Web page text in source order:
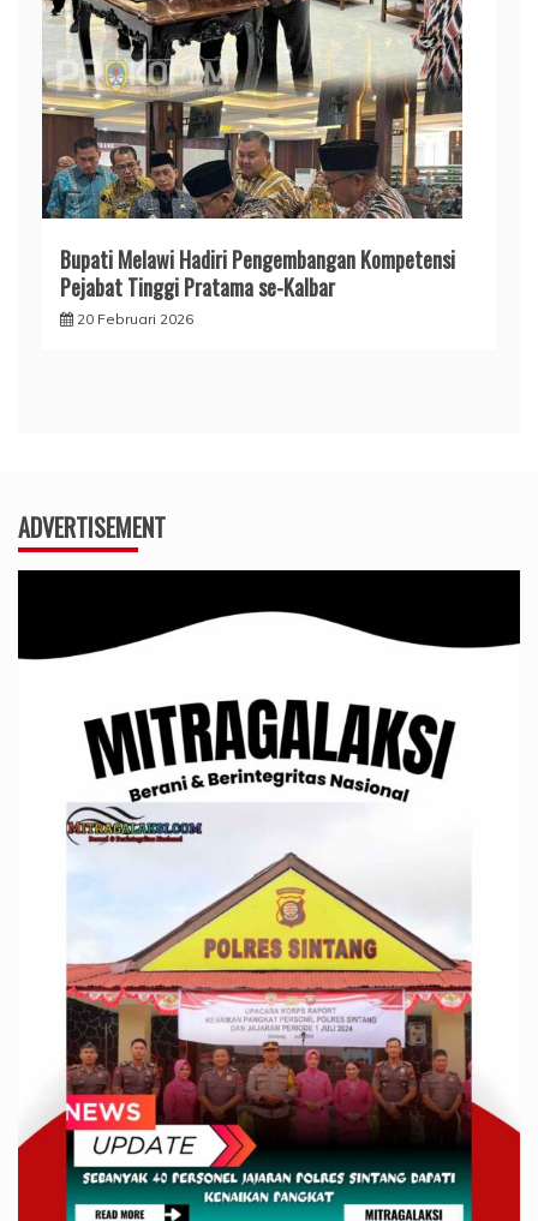
Bupati Melawi Hadiri Pengembangan Kompetensi
Pejabat Tinggi Pratama se-Kalbar
20 Februari 2026
ADVERTISEMENT